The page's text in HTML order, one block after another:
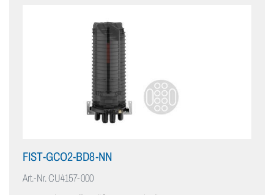
FIST-GCO2-BD8-NN
Art.-Nr.CU4157-000